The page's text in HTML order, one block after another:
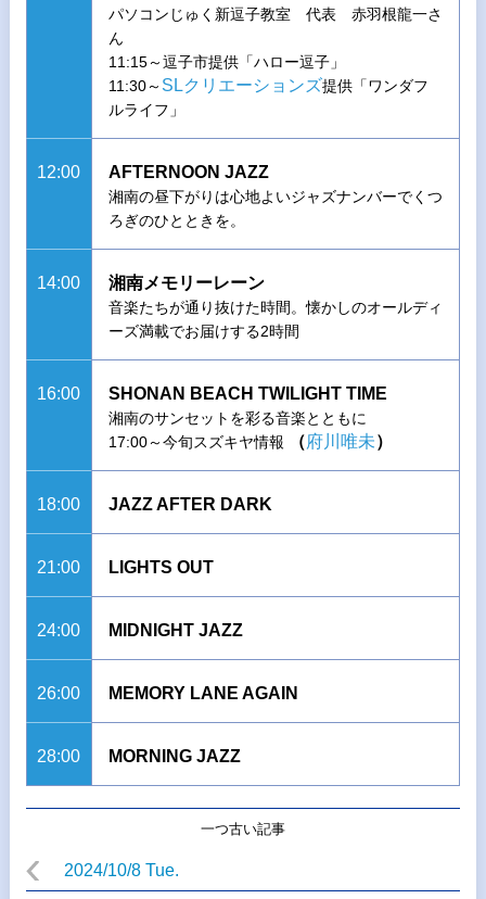
パソコンじゅく新逗子教室 代表 赤羽根龍一さ
ん
11:15～逗子市提供「ハロー逗子」
11:30～ SLクリエーションズ提供「ワンダフ
ルライフ」
12:00 AFTERNOON JAZZ
湘南の昼下がりは心地よいジャズナンバーでくつ
ろぎのひとときを。
14:00 湘南メモリーレーン
音楽たちが通り抜けた時間。懐かしのオールディ
ーズ満載でお届けする2時間
16:00 SHONAN BEACH TWILIGHT TIME
湘南のサンセットを彩る音楽とともに
17:00～今旬スズキヤ情報
（府川唯未）
18:00 JAZZ AFTER DARK
21:00 LIGHTS OUT
24:00 MIDNIGHT JAZZ
26:00 MEMORY LANE AGAIN
28:00 MORNING JAZZ
一つ古い記事
2024/10/8 Tue.